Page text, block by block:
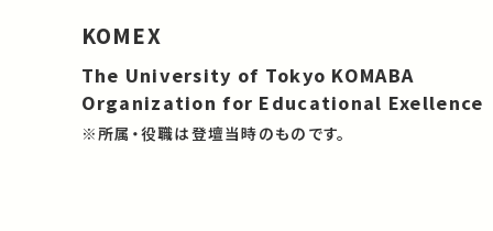
KOMEX
The University of Tokyo KOMABA
Organization for Educational Exellence
※所属・役職は登壇当時のものです。